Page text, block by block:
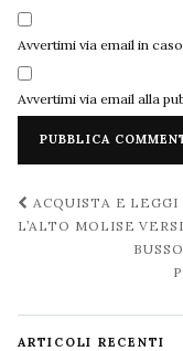
Avvertimi via email in
Avvertimi via email alla
Navigazione
post
ACQUISTA E LEGGI
L’ALTO MOLISE
ARTICOLI RECENTI